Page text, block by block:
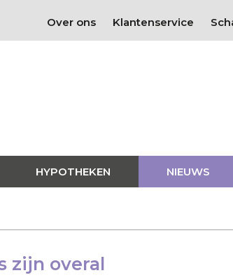
Over ons Klantenservice
HYPOTHEKEN NIEUWS
zijn overal